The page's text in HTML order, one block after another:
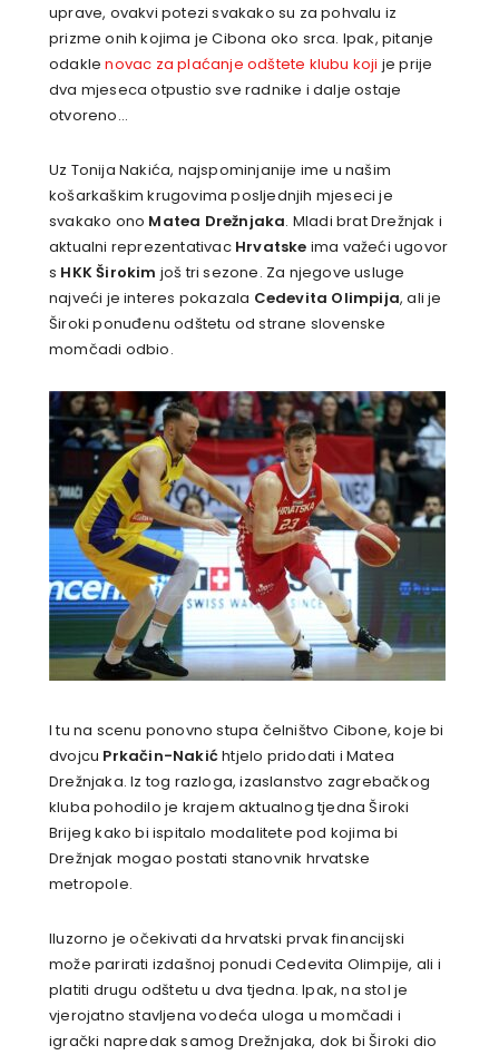
uprave, ovakvi potezi svakako su za pohvalu iz
prizme onih kojima je Cibona oko srca. Ipak, pitanje
odaklenovac za plaćanje odštete klubu koji je prije
dva mjeseca otpustio sve radnike i dalje ostaje
otvoreno…
Uz Tonija Nakića, najspominjanije ime u našim
košarkaškim krugovima posljednjih mjeseci je
svakako ono Matea Drežnjaka. Mladi brat Drežnjak i
aktualni reprezentativac Hrvatske ima važeći ugovor
s HKK Širokim još tri sezone. Za njegove usluge
najveći je interes pokazala Cedevita Olimpija, ali je
Široki ponuđenu odštetu od strane slovenske
momčadi odbio.
I tu na scenu ponovno stupa čelništvo Cibone, koje bi
dvojcu Prkačin-Nakićhtjelo pridodati i Matea
Drežnjaka. Iz tog razloga, izaslanstvo zagrebačkog
kluba pohodilo je krajem aktualnog tjedna Široki
Brijeg kako bi ispitalo modalitete pod kojima bi
Drežnjak mogao postati stanovnik hrvatske
metropole.
Iluzorno je očekivati da hrvatski prvak financijski
može parirati izdašnoj ponudi Cedevita Olimpije, ali i
platiti drugu odštetu u dva tjedna. Ipak, na stol je
vjerojatno stavljena vodeća uloga u momčadi i
igrački napredak samog Drežnjaka, dok bi Široki dio